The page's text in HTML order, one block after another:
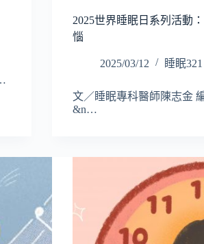
2025世界睡眠日系列活動
惱
2025/03/12 睡眠321
文／睡眠專科醫師陳志金
&n…